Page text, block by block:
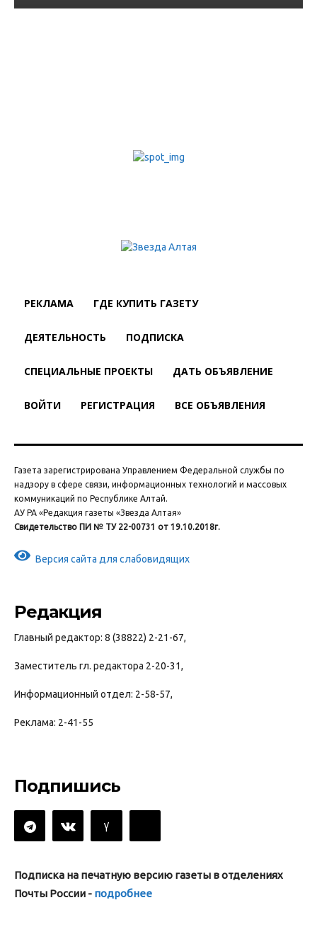
РЕКЛАМА ГДЕ КУПИТЬ ГАЗЕТУ
ДЕЯТЕЛЬНОСТЬ ПОДПИСКА
СПЕЦИАЛЬНЫЕ ПРОЕКТЫ ДАТЬ ОБЪЯВЛЕНИЕ
ВОЙТИ РЕГИСТРАЦИЯ ВСЕ ОБЪЯВЛЕНИЯ
Газета зарегистрирована Управлением Федеральной службы по
надзору в сфере связи, информационных технологий и массовых
коммуникаций по Республике Алтай.
АУ РА «Редакция газеты «Звезда Алтая»
Свидетельство ПИ № ТУ 22-00731 от 19.10.2018г.
Версия сайта для слабовидящих
Редакция
Главный редактор: 8 (38822) 2-21-67,
Заместитель гл. редактора 2-20-31,
Информационный отдел: 2-58-57,
Реклама: 2-41-55
Подпишись
Подписка на печатную версию газеты в отделениях
Почты России - подробнее